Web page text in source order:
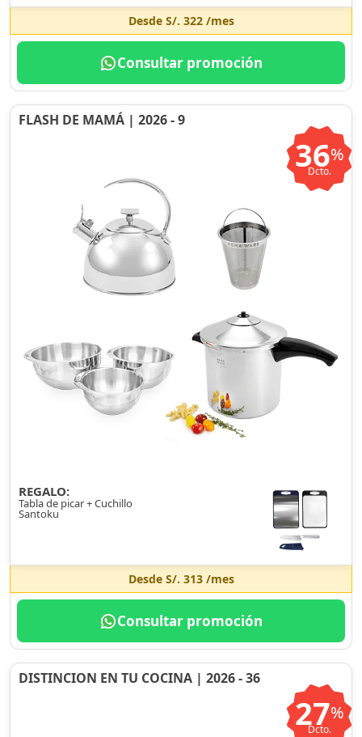
Desde S/. 322/mes
Consultar promoción
FLASH DE MAMÁ | 2026 - 9
36%
Dcto.
REGALO:
Tabla de picar + Cuchillo
Santoku
Desde S/. 313/mes
Consultar promoción
DISTINCION EN TU COCINA | 2026 - 36
27%
Dcto.